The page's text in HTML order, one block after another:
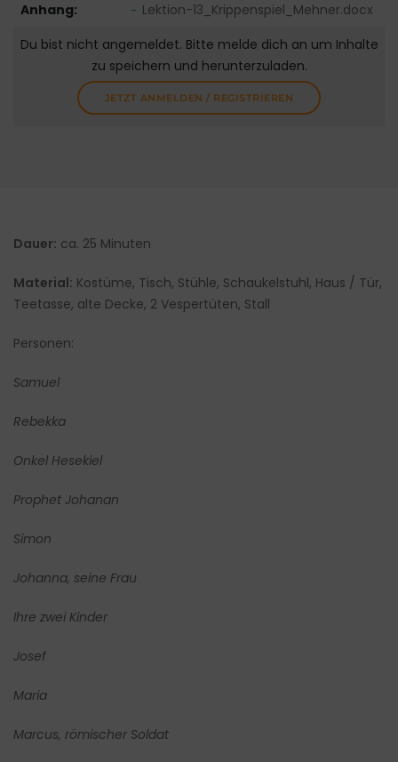
Anhang:
Lektion-13_Krippenspiel_Mehner.docx
Du bist nicht angemeldet. Bitte melde dich an um Inhalte
zu speichern und herunterzuladen.
JETZT ANMELDEN / REGISTRIEREN
Dauer: ca. 25 Minuten
Material: Kostüme, Tisch, Stühle, Schaukelstuhl, Haus / Tür,
Teetasse, alte Decke, 2 Vespertüten, Stall
Personen:
Samuel
Rebekka
Onkel Hesekiel
Prophet Johanan
Simon
Johanna, seine Frau
Ihre zwei Kinder
Josef
Maria
Marcus, römischer Soldat